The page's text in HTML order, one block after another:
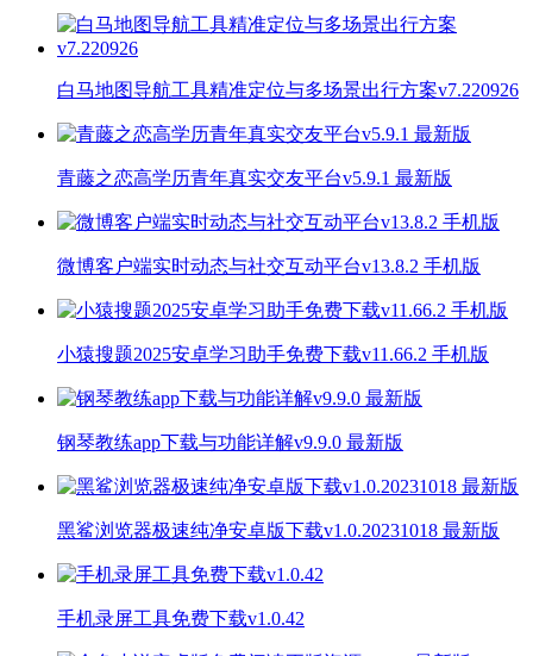
白马地图导航工具精准定位与多场景出行方案v7.220926
青藤之恋高学历青年真实交友平台v5.9.1 最新版
微博客户端实时动态与社交互动平台v13.8.2 手机版
小猿搜题2025安卓学习助手免费下载v11.66.2 手机版
钢琴教练app下载与功能详解v9.9.0 最新版
黑鲨浏览器极速纯净安卓版下载v1.0.20231018 最新版
手机录屏工具免费下载v1.0.42